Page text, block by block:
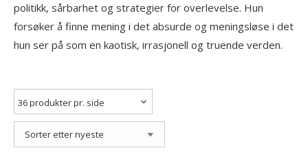
politikk, sårbarhet og strategier for overlevelse. Hun
forsøker å finne mening i det absurde og meningsløse i det
hun ser på som en kaotisk, irrasjonell og truende verden.